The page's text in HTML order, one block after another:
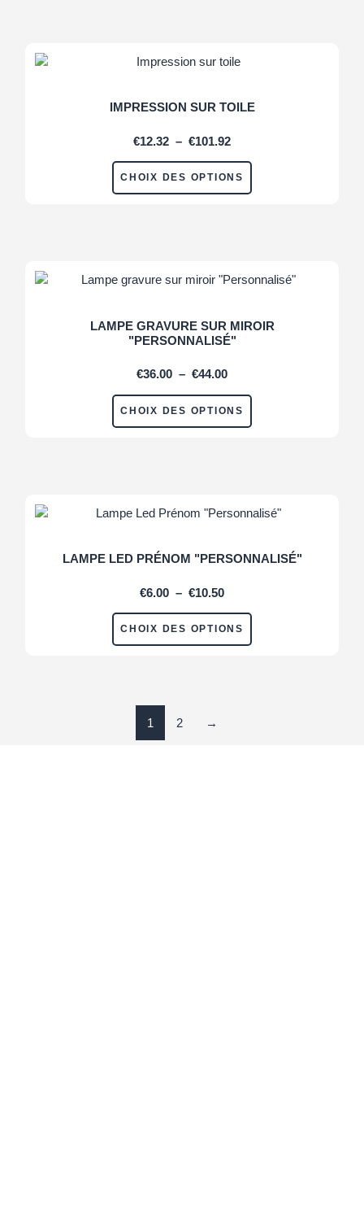
IMPRESSION SUR TOILE
€12.32 – €101.92
CHOIX DES OPTIONS
LAMPE GRAVURE SUR MIROIR
"PERSONNALISÉ"
€36.00 – €44.00
CHOIX DES OPTIONS
LAMPE LED PRÉNOM "PERSONNALISÉ"
€6.00 – €10.50
CHOIX DES OPTIONS
1 2 →